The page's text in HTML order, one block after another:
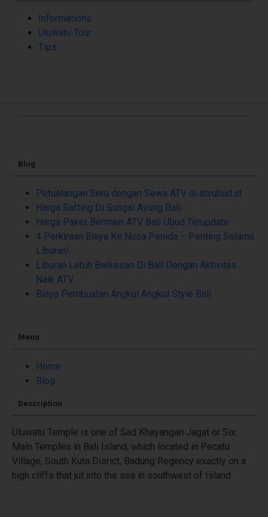
Informations
Uluwatu Tour
Tips
Blog
Petualangan Seru dengan Sewa ATV di atvubud.id
Harga Rafting Di Sungai Ayung Bali
Harga Paket Bermain ATV Bali Ubud Terupdate
4 Perkiraan Biaya Ke Nusa Penida – Penting Selama
Liburan!
Liburan Lebih Berkesan Di Bali Dengan Aktivitas
Naik ATV
Biaya Pembuatan Angkul Angkul Style Bali
Menu
Home
Blog
Description
Uluwatu Temple is one of Sad Khayangan Jagat or Six
Main Temples in Bali Island, which located in Pecatu
Village, South Kuta Disrict, Badung Regency exactly on a
high cliffs that jut into the sea in southwest of Island.